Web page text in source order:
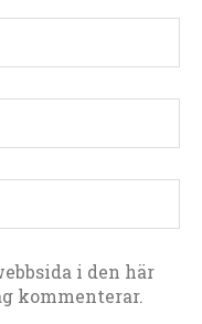
i den här
kommenterar.